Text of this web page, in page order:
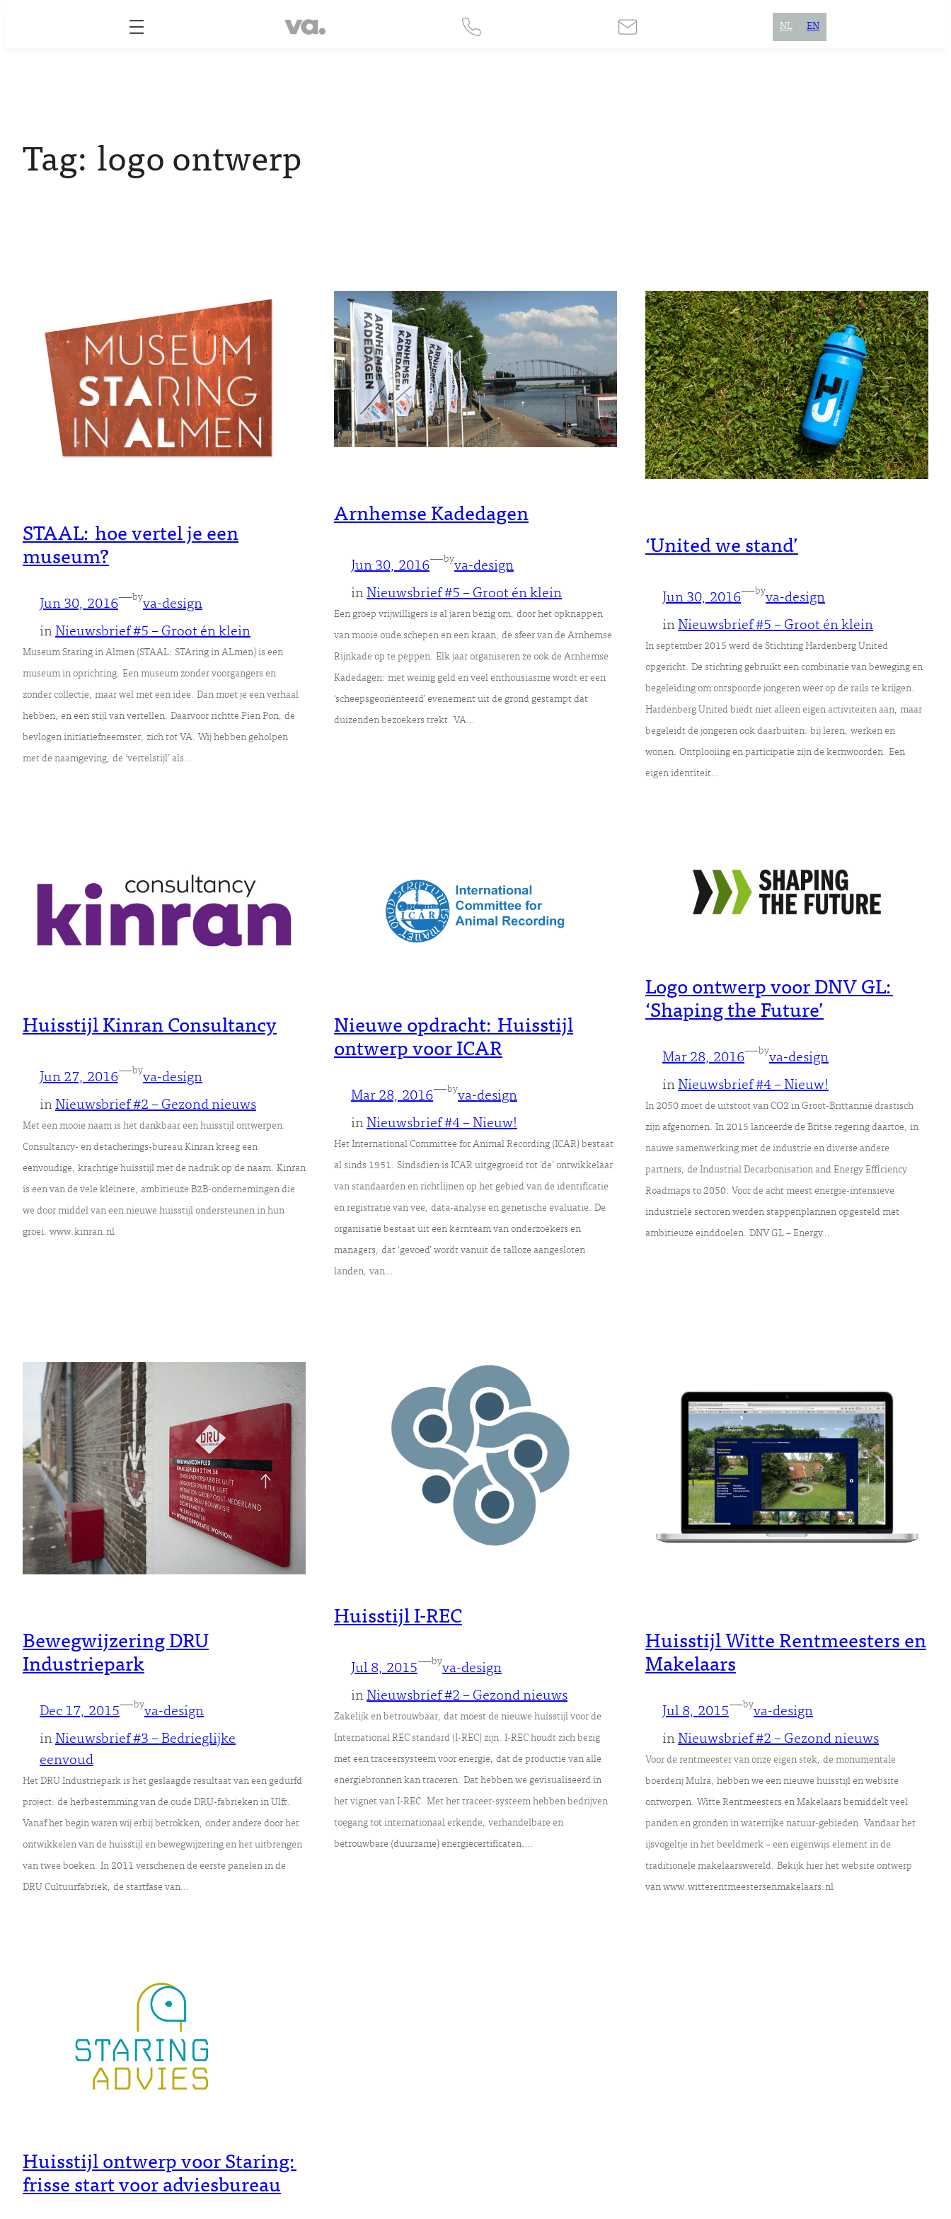
NL EN
Tag: logo ontwerp
STAAL: hoe vertel je een
museum?
Jun 30, 2016—byva-design
in Nieuwsbrief #5 – Groot én klein
Museum Staring in Almen (STAAL: STAring in ALmen) is een
museum in oprichting. Een museum zonder voorgangers en
zonder collectie, maar wel met een idee. Dan moet je een verhaal
hebben, en een stijl van vertellen. Daarvoor richtte Pien Pon, de
bevlogen initiatiefneemster, zich tot VA. Wij hebben geholpen
met de naamgeving, de ‘vertelstijl’ als…
Arnhemse Kadedagen
Jun 30, 2016—byva-design
in Nieuwsbrief #5 – Groot én klein
Een groep vrijwilligers is al jaren bezig om, door het opknappen
van mooie oude schepen en een kraan, de sfeer van de Arnhemse
Rijnkade op te peppen. Elk jaar organiseren ze ook de Arnhemse
Kadedagen: met weinig geld en veel enthousiasme wordt er een
‘scheepsgeoriënteerd’ evenement uit de grond gestampt dat
duizenden bezoekers trekt. VA…
‘United we stand’
Jun 30, 2016—byva-design
in Nieuwsbrief #5 – Groot én klein
In september 2015 werd de Stichting Hardenberg United
opgericht. De stichting gebruikt een combinatie van beweging en
begeleiding om ontspoorde jongeren weer op de rails te krijgen.
Hardenberg United biedt niet alleen eigen activiteiten aan, maar
begeleidt de jongeren ook daarbuiten: bij leren, werken en
wonen. Ontplooiing en participatie zijn de kernwoorden. Een
eigen identiteit…
Huisstijl Kinran Consultancy
Jun 27, 2016—byva-design
in Nieuwsbrief #2 – Gezond nieuws
Met een mooie naam is het dankbaar een huisstijl ontwerpen.
Consultancy- en detacherings-bureau Kinran kreeg een
eenvoudige, krachtige huisstijl met de nadruk op de naam. Kinran
is een van de vele kleinere, ambitieuze B2B-ondernemingen die
we door middel van een nieuwe huisstijl ondersteunen in hun
groei. www.kinran.nl
Nieuwe opdracht: Huisstijl
ontwerp voor ICAR
Mar 28, 2016—byva-design
in Nieuwsbrief #4 – Nieuw!
Het International Committee for Animal Recording (ICAR) bestaat
al sinds 1951. Sindsdien is ICAR uitgegroeid tot ‘de’ ontwikkelaar
van standaarden en richtlijnen op het gebied van de identificatie
en registratie van vee, data-analyse en genetische evaluatie. De
organisatie bestaat uit een kernteam van onderzoekers en
managers, dat ‘gevoed’ wordt vanuit de talloze aangesloten
landen, van…
Logo ontwerp voor DNV GL:
‘Shaping the Future’
Mar 28, 2016—byva-design
in Nieuwsbrief #4 – Nieuw!
In 2050 moet de uitstoot van CO2 in Groot-Brittannië drastisch
zijn afgenomen. In 2015 lanceerde de Britse regering daartoe, in
nauwe samenwerking met de industrie en diverse andere
partners, de Industrial Decarbonisation and Energy Efficiency
Roadmaps to 2050. Voor de acht meest energie-intensieve
industriële sectoren werden stappenplannen opgesteld met
ambitieuze einddoelen. DNV GL – Energy…
Bewegwijzering DRU
Industriepark
Dec 17, 2015—byva-design
in Nieuwsbrief #3 – Bedrieglijke
eenvoud
Het DRU Industriepark is het geslaagde resultaat van een gedurfd
project: de herbestemming van de oude DRU-fabrieken in Ulft.
Vanaf het begin waren wij erbij betrokken, onder andere door het
ontwikkelen van de huisstijl en bewegwijzering en het uitbrengen
van twee boeken. In 2011 verschenen de eerste panelen in de
DRU Cultuurfabriek, de startfase van…
Huisstijl I-REC
Jul 8, 2015—byva-design
in Nieuwsbrief #2 – Gezond nieuws
Zakelijk en betrouwbaar, dat moest de nieuwe huisstijl voor de
International REC standard (I-REC) zijn. I-REC houdt zich bezig
met een traceersysteem voor energie, dat de productie van alle
energiebronnen kan traceren. Dat hebben we gevisualiseerd in
het vignet van I-REC. Met het traceer-systeem hebben bedrijven
toegang tot internationaal erkende, verhandelbare en
betrouwbare (duurzame) energiecertificaten.…
Huisstijl Witte Rentmeesters en
Makelaars
Jul 8, 2015—byva-design
in Nieuwsbrief #2 – Gezond nieuws
Voor de rentmeester van onze eigen stek, de monumentale
boerderij Mulra, hebben we een nieuwe huisstijl en website
ontworpen. Witte Rentmeesters en Makelaars bemiddelt veel
panden en gronden in waterrijke natuur-gebieden. Vandaar het
ijsvogeltje in het beeldmerk – een eigenwijs element in de
traditionele makelaarswereld. Bekijk hier het website ontwerp
van www.witterentmeestersenmakelaars.nl
Huisstijl ontwerp voor Staring:
frisse start voor adviesbureau